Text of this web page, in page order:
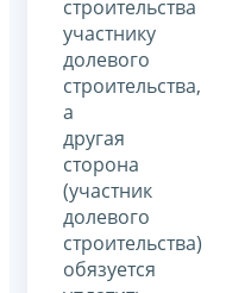
строительства
участнику
долевого
строительства,
а
другая
сторона
(участник
долевого
строительства)
обязуется